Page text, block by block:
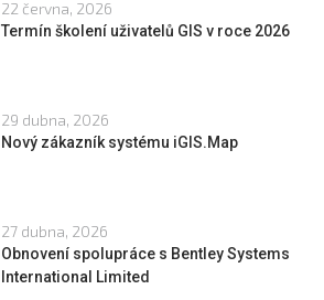
22 června, 2026
Termín školení uživatelů GIS v roce 2026
29 dubna, 2026
Nový zákazník systému iGIS.Map
27 dubna, 2026
Obnovení spolupráce s Bentley Systems
International Limited